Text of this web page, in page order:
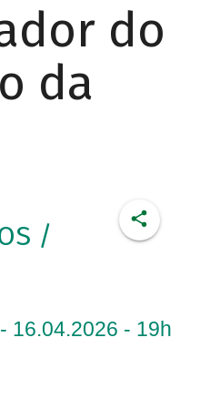
do
da
/
16.04.2026 - 19h